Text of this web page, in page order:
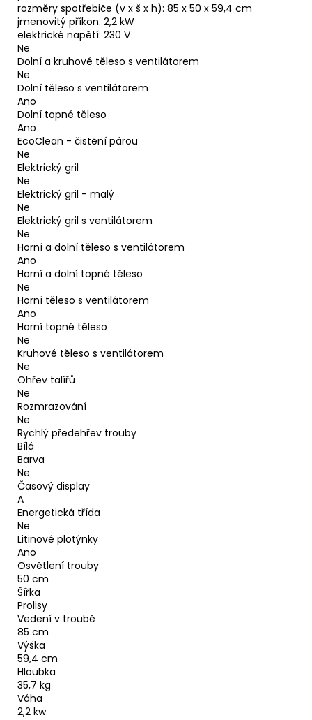
rozměry spotřebiče (v x š x h): 85 x 50 x 59,4 cm
jmenovitý příkon: 2,2 kW
elektrické napětí: 230 V
Ne
Dolní a kruhové těleso s ventilátorem
Ne
Dolní těleso s ventilátorem
Ano
Dolní topné těleso
Ano
EcoClean - čistění párou
Ne
Elektrický gril
Ne
Elektrický gril - malý
Ne
Elektrický gril s ventilátorem
Ne
Horní a dolní těleso s ventilátorem
Ano
Horní a dolní topné těleso
Ne
Horní těleso s ventilátorem
Ano
Horní topné těleso
Ne
Kruhové těleso s ventilátorem
Ne
Ohřev talířů
Ne
Rozmrazování
Ne
Rychlý předehřev trouby
Bílá
Barva
Ne
Časový display
A
Energetická třída
Ne
Litinové plotýnky
Ano
Osvětlení trouby
50 cm
Šířka
Prolisy
Vedení v troubě
85 cm
Výška
59,4 cm
Hloubka
35,7 kg
Váha
2,2 kw